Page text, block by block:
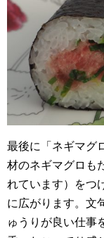
最後に「ネギマグ
材のネギマグロも
れています）をつ
に広がります。文
ゅうりが良い仕事